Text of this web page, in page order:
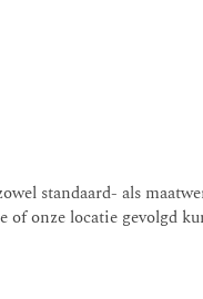
standaard- als
of onze locatie gevolgd